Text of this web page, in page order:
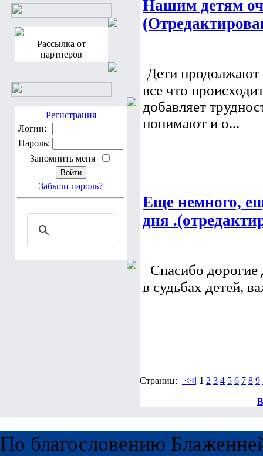
Рассылка от
партнеров
Регистрация
Логин:
Пароль:
Запомнить меня
Забыли пароль?
Нашим детям
Дети продолжают
все что
добавляет
понимают и о...
Еще немного,
дня
Спасибо
в судьбах детей,
Страниц: <<| 1 2 3 4 5 6 7 8 9
По благословению